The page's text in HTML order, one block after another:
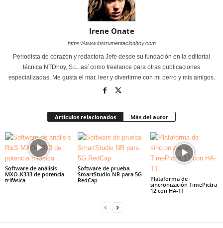
Irene Onate
https://www.instrumentacionhoy.com
Periodista de corazón y redactora Jefe desde su fundación en la editorial
técnica NTDhoy, S.L. así como freelance para otras publicaciones
especializadas. Me gusta el mar, leer y divertirme con mi perro y mis amigos.
Artículos relacionados Más del autor
Software de análisis
MXO-K333 de potencia
trifásica
Software de prueba
SmartStudio NR para 5G
RedCap
Plataforma de
sincronización TimePictra
12 con HA-TT